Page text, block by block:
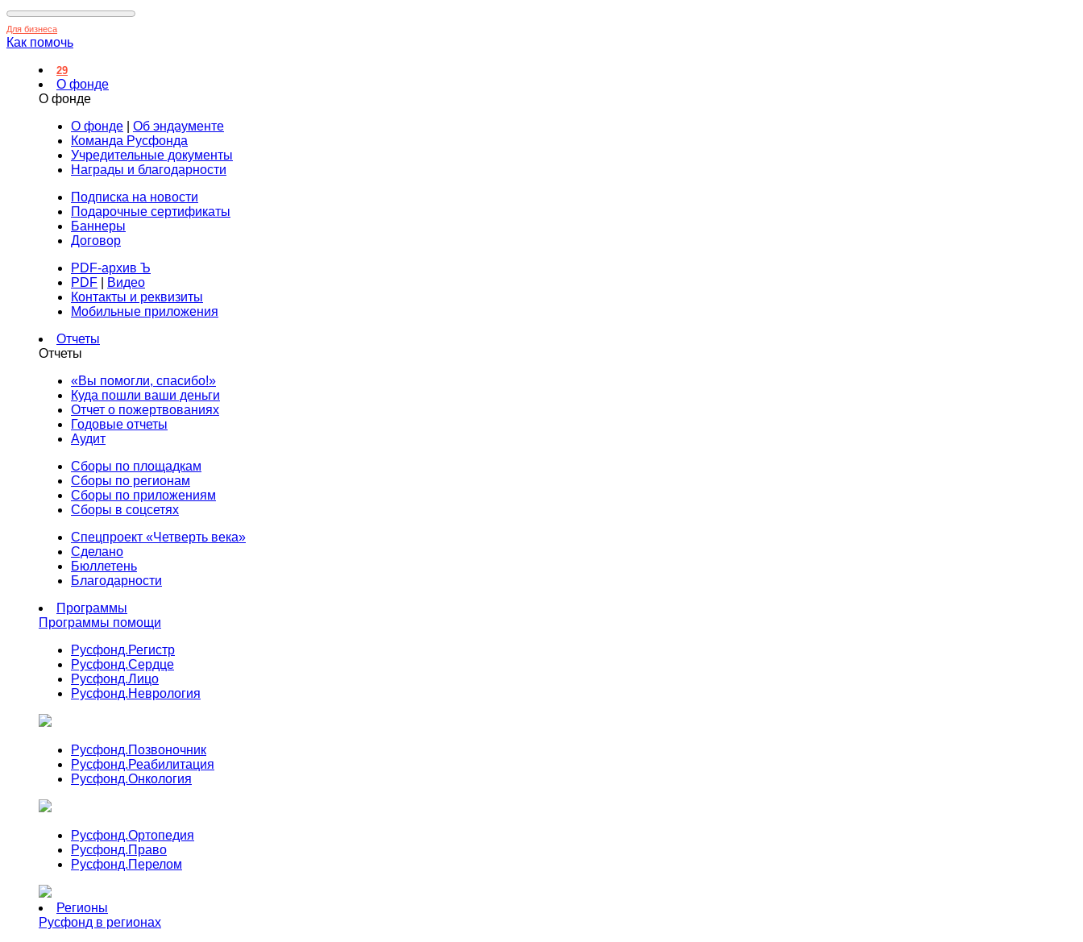
Для бизнеса
Как помочь
29
О фонде
О фонде
О фонде
Об эндаументе
Команда Русфонда
Учредительные документы
Награды и благодарности
Подписка на новости
Подарочные сертификаты
Баннеры
Договор
PDF-архив Ъ
PDF
Видео
Контакты и реквизиты
Мобильные приложения
Отчеты
Отчеты
«Вы помогли, спасибо!»
Куда пошли ваши деньги
Отчет о пожертвованиях
Годовые отчеты
Аудит
Сборы по площадкам
Сборы по регионам
Сборы по приложениям
Сборы в соцсетях
Спецпроект «Четверть века»
Сделано
Бюллетень
Благодарности
Программы
Программы помощи
Русфонд.Регистр
Русфонд.Сердце
Русфонд.Лицо
Русфонд.Неврология
Русфонд.Позвоночник
Русфонд.Реабилитация
Русфонд.Онкология
Русфонд.Ортопедия
Русфонд.Право
Русфонд.Перелом
Регионы
Русфонд в регионах